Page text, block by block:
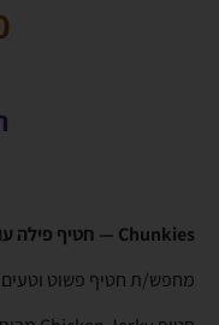
Chunkies — חטיף פילה עוף מיובש 🐾🐶🐔
מחפש/ת חטיף פשוט